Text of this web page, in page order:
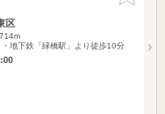
区
地下鉄「緑橋駅」より徒歩10分